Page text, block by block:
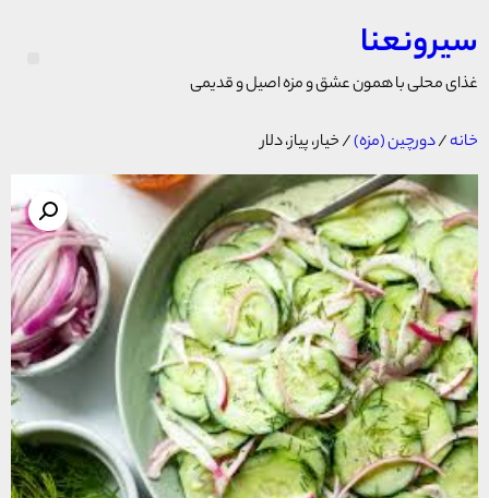
سیرونعنا
غذای محلی با همون عشق و مزه اصیل و قدیمی
خانه/دورچین (مزه)/ خیار، پیاز، دلار